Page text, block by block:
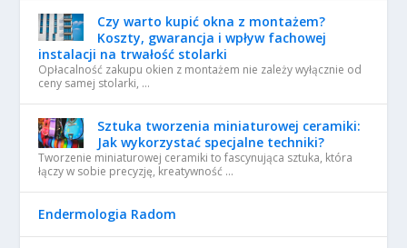
Czy warto kupić okna z montażem?
Koszty, gwarancja i wpływ fachowej
instalacji na trwałość stolarki
Opłacalność zakupu okien z montażem nie zależy wyłącznie od
ceny samej stolarki, …
Sztuka tworzenia miniaturowej ceramiki:
Jak wykorzystać specjalne techniki?
Tworzenie miniaturowej ceramiki to fascynująca sztuka, która
łączy w sobie precyzję, kreatywność …
Endermologia Radom